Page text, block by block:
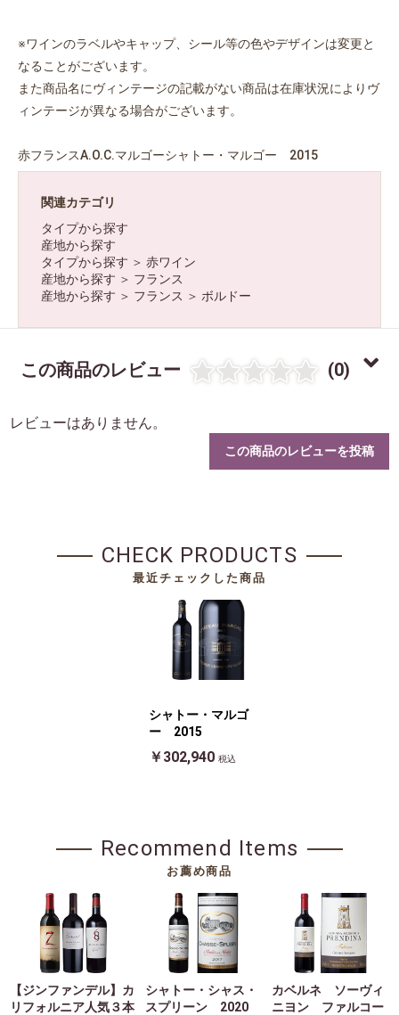
お買い物を続ける
※ワインのラベルやキャップ、シール等の色やデザインは変更と
なることがございます。
また商品名にヴィンテージの記載がない商品は在庫状況によりヴ
ィンテージが異なる場合がございます。
赤フランスA.O.C.マルゴーシャトー・マルゴー 2015
関連カテゴリ
タイプから探す
産地から探す
タイプから探す ＞ 赤ワイン
産地から探す ＞ フランス
産地から探す ＞ フランス ＞ ボルドー
この商品のレビュー (0)
レビューはありません。
この商品のレビューを投稿
CHECK PRODUCTS
最近チェックした商品
シャトー・マルゴ
ー 2015
￥302,940 税込
Recommend Items
お薦め商品
【ジンファンデル】カ
リフォルニア人気３本
シャトー・シャス・
スプリーン 2020
カベルネ ソーヴィ
ニヨン ファルコー